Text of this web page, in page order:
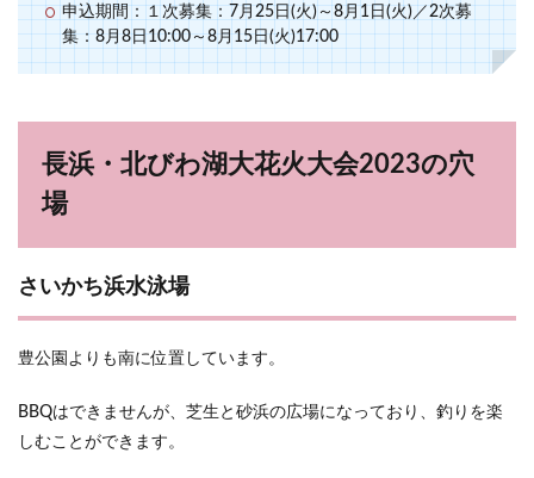
申込期間：１次募集：7月25日(火)～8月1日(火)／2次募
集：8月8日10:00～8月15日(火)17:00
長浜・北びわ湖大花火大会2023の穴
場
さいかち浜水泳場
豊公園よりも南に位置しています。
BBQはできませんが、芝生と砂浜の広場になっており、釣りを楽
しむことができます。